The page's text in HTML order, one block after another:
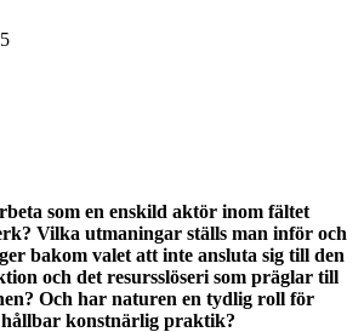
som en enskild aktör inom fältet
Vilka utmaningar ställs man inför och
bakom valet att inte ansluta sig till den
och det resursslöseri som präglar till
Och har naturen en tydlig roll för
hållbar konstnärlig praktik?